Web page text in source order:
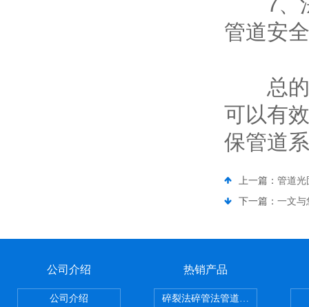
管道安
总的
可以有
保管道
上一篇： 管道光
下一篇： 一文与
公司介绍
公司介绍
热销产品
碎裂法碎管法管道修复技术